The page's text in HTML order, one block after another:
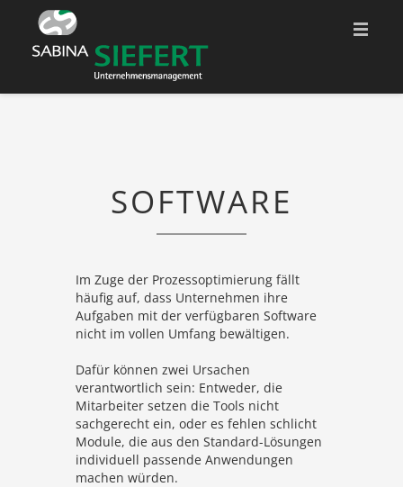
QUALIFIKATIONENSOFTWARE
Im Zuge der Prozessoptimierung fällt
häufig auf, dass Unternehmen ihre
Aufgaben mit der verfügbaren Software
nicht im vollen Umfang bewältigen.
Dafür können zwei Ursachen
verantwortlich sein: Entweder, die
Mitarbeiter setzen die Tools nicht
sachgerecht ein, oder es fehlen schlicht
Module, die aus den Standard-Lösungen
individuell passende Anwendungen
machen würden.